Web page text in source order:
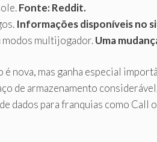
Fonte: Reddit.
Informações disponíveis no
modos multijogador.Uma
mas ganha especial
de armazenamento
dados para franquias como